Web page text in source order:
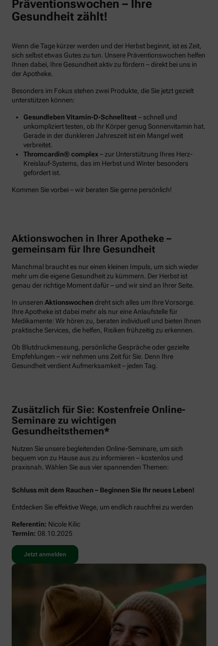
Präventionswochen – Ihre
Gesundheit zählt!
Wenn die Tage kürzer werden und der Herbst beginnt, ist es Zeit,
sich selbst etwas Gutes zu tun. Unsere Präventionswochen helfen
Ihnen dabei, Ihre Gesundheit aktiv zu fördern – direkt bei uns in
der Apotheke.
Besonders im Fokus stehen zwei Produkte, die Sie jetzt gezielt
unterstützen können:
Gesundleben Vitamin-D-Schnelltest– schnell und
unkompliziert testen, ob Ihr Körper genug Sonnenvitamin hat.
Gerade in der dunkleren Jahreszeit ist ein Mangel weit
verbreitet.
Thromcardin® complex– zur Unterstützung Ihres Herz-
Kreislauf-Systems, das im Herbst und Winter besonders
gefordert ist.
Kommen Sie vorbei – wir beraten Sie gerne persönlich!
Aktionswochen in Ihrer Apotheke –
gemeinsam für Ihre Gesundheit
Manchmal braucht es nur einen kleinen Impuls, um sich wieder
mehr um die eigene Gesundheit zu kümmern. Der Herbst ist
genau der richtige Moment dafür – und wir sind an Ihrer Seite.
In unseren Aktionswochendreht sich alles um Ihre Vorsorge.
Ihre Apotheke ist dabei mehr als nur eine Anlaufstelle für
Medikamente: Wir hören zu, beraten individuell und bieten Ihnen
praktische Services, die helfen, Risiken frühzeitig zu erkennen.
Ob Blutdruckmessung, persönliche Gespräche oder gezielte
Empfehlungen – wir nehmen uns Zeit für Sie. Denn Ihre
Gesundheit verdient Aufmerksamkeit – jeden Tag.
Zusätzlich für Sie: Kostenfreie Online-
Seminare zu wichtigen
Gesundheitsthemen*
Nutzen Sie unsere begleitenden Online-Seminare, um sich
bequem von zu Hause aus zu informieren – kostenlos und
praxisnah. Wählen Sie aus vier spannenden Themen:
Schluss mit dem Rauchen – Beginnen Sie Ihr neues Leben!
Entdecken Sie effektive Wege, um endlich rauchfrei zu werden
Referentin: Nicole Kilic
Termin: 08.10.2025
Jetzt anmelden